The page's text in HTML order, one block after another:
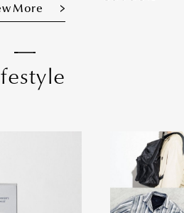
More
festyle